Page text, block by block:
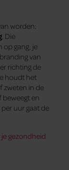
worden:
. Die
op gang, je
van
richting de
houdt het
zweten in de
beweegt en
uur gaat de
gezondheid